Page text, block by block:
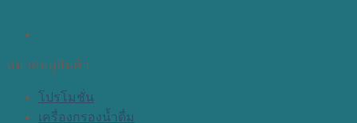
หมวดหมู่สินค้า
โปรโมชั่น
เครื่องกรองน้ำดื่ม